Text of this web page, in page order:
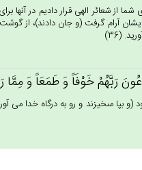
از شعائر الهى قرار داديم در
آرام گرفت (و جان دادند)، از
(36)
رَبَّهُم‌ْ خَوْفَاً وَ طَمَعَاً وَ مِمَّا
مى‏خيزند و رو به درگاه خدا مى